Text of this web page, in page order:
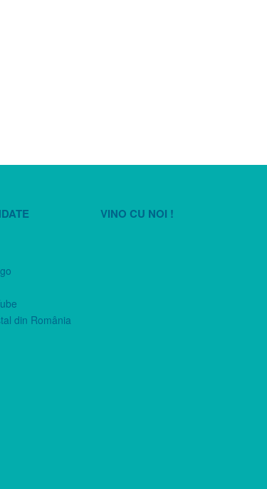
din România
VINO CU NOI !